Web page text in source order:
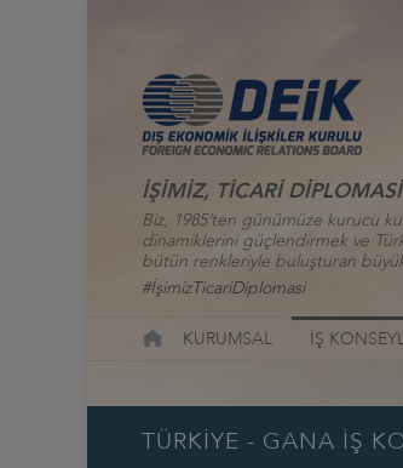
İŞİMİZ, TİCARİ DİPLOMASİ
Biz, 1985’ten günümüze kurucu
dinamiklerini güçlendirmek ve
bütün renkleriyle buluşturan
#İşimizTicariDiplomasi
KURUMSAL İŞ
TÜRKİYE - GANA İŞ